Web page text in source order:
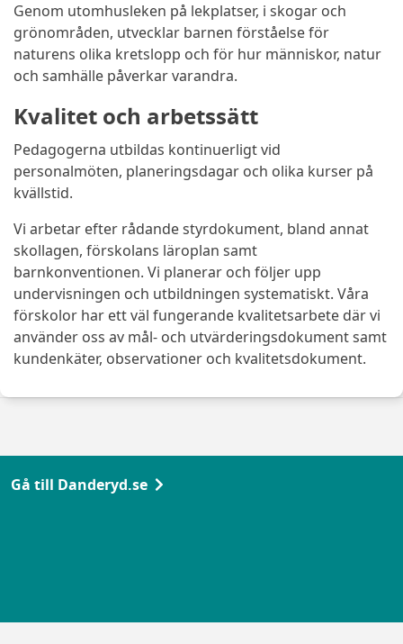
Genom utomhusleken på lekplatser, i skogar och
grönområden, utvecklar barnen förståelse för
naturens olika kretslopp och för hur människor, natur
och samhälle påverkar varandra.
Kvalitet och arbetssätt
Pedagogerna utbildas kontinuerligt vid
personalmöten, planeringsdagar och olika kurser på
kvällstid.
Vi arbetar efter rådande styrdokument, bland annat
skollagen, förskolans läroplan samt
barnkonventionen. Vi planerar och följer upp
undervisningen och utbildningen systematiskt. Våra
förskolor har ett väl fungerande kvalitetsarbete där vi
använder oss av mål- och utvärderingsdokument samt
kundenkäter, observationer och kvalitetsdokument.
Gå till Danderyd.se